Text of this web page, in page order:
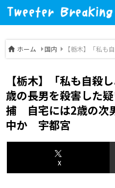
ホーム 国内 【栃木】「私
【栃木】「私も自殺
歳の長男を殺害した
捕 自宅には2歳の次
中か 宇都宮
X